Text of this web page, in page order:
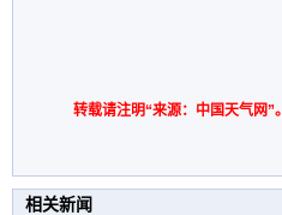
转载请注明“来源：中国天气网”。
相关新闻